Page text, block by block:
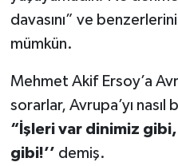
davasını” ve
mümkün.
Mehmet Akif Ersoy’a
sorarlar, Avrupa’yı
“İşleri var dinimiz
gibi!’’ demiş.